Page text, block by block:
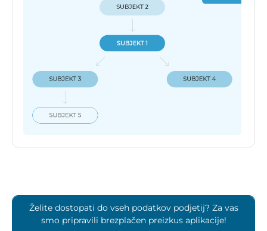
Želite dostopati do vseh podatkov podjetij? Za vas
smo pripravili brezplačen preizkus aplikacije!